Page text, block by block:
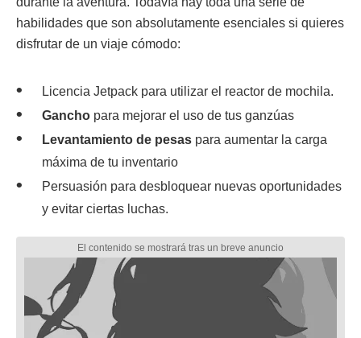
habilidades que son absolutamente esenciales si quieres
disfrutar de un viaje cómodo:
Licencia Jetpack para utilizar el reactor de mochila.
Gancho para mejorar el uso de tus ganzúas
Levantamiento de pesas para aumentar la carga
máxima de tu inventario
Persuasión para desbloquear nuevas oportunidades
y evitar ciertas luchas.